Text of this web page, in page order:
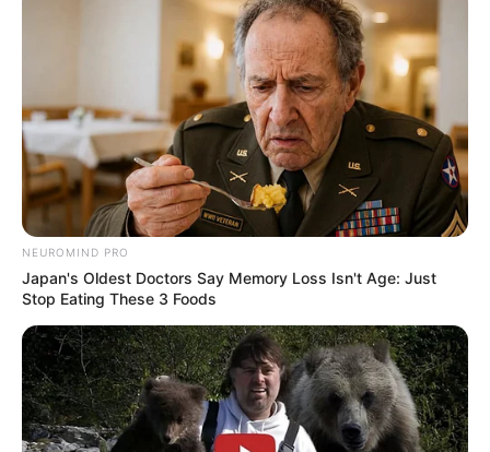
NEUROMIND PRO
Japan's Oldest Doctors Say Memory Loss Isn't Age: Just
Stop Eating These 3 Foods